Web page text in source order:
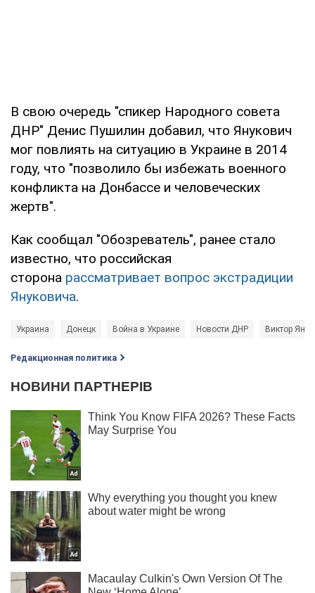
В свою очередь "спикер Народного совета
ДНР" Денис Пушилин добавил, что Янукович
мог повлиять на ситуацию в Украине в 2014
году, что "позволило бы избежать военного
конфликта на Донбассе и человеческих
жертв".
Как сообщал "Обозреватель", ранее стало
известно, что российская
сторона рассматривает вопрос экстрадиции
Януковича.
Украина Донецк Война в Украине Новости ДНР Виктор
Редакционная политика